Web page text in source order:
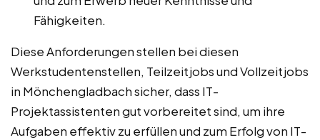
Fähigkeiten.
Diese Anforderungen stellen bei diesen
Werkstudentenstellen, Teilzeitjobs und Vollzeitjobs
in Mönchengladbach sicher, dass IT-
Projektassistenten gut vorbereitet sind, um ihre
Aufgaben effektiv zu erfüllen und zum Erfolg von IT-